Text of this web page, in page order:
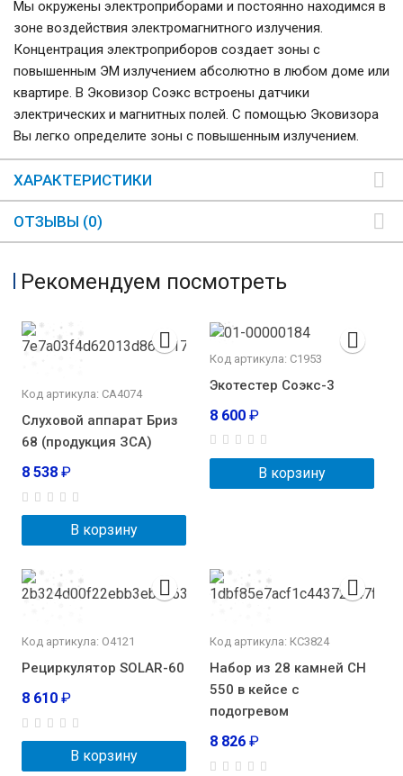
Мы окружены электроприборами и постоянно находимся в
зоне воздействия электромагнитного излучения.
Концентрация электроприборов создает зоны с
повышенным ЭМ излучением абсолютно в любом доме или
квартире. В Эковизор Соэкс встроены датчики
электрических и магнитных полей. С помощью Эковизора
Вы легко определите зоны с повышенным излучением.
ХАРАКТЕРИСТИКИ
ОТЗЫВЫ (0)
Рекомендуем посмотреть
Код артикула: СА4074
Слуховой аппарат Бриз
68 (продукция ЗСА)
8 538 ₽
В корзину
Код артикула: С1953
Экотестер Соэкс-3
8 600 ₽
В корзину
Код артикула: О4121
Рециркулятор SOLAR-60
8 610 ₽
В корзину
Код артикула: КС3824
Набор из 28 камней СН
550 в кейсе с
подогревом
8 826 ₽